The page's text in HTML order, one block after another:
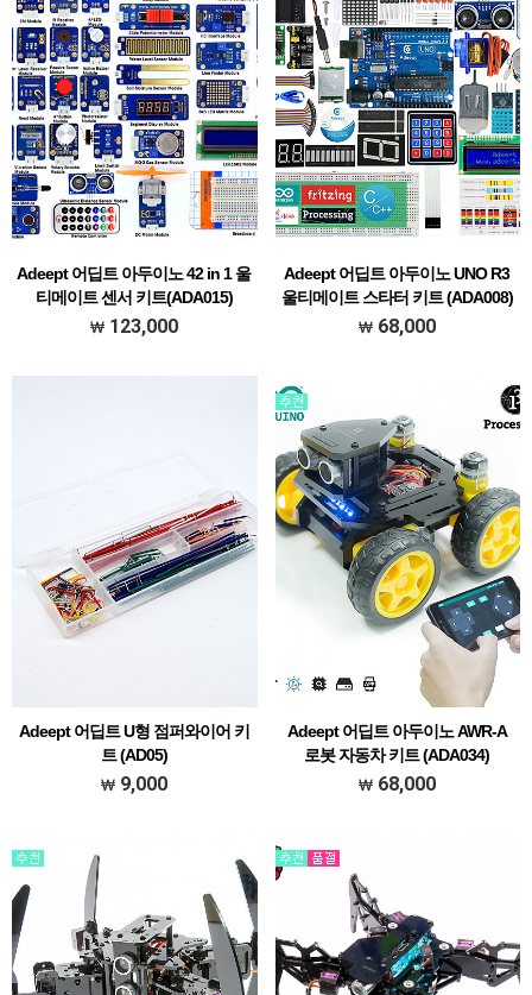
Adeept 어딥트 아두이노 42 in 1 울
티메이트 센서 키트(ADA015)
[### 메뉴얼 한글 초벌 번역본 다운받기
123,000
Adeept 어딥트 아두이노 UNO R3
울티메이트 스타터 키트 (ADA008)
[### 메뉴얼 한글 초벌 번역본 다운받기
68,000
Adeept 어딥트 U형 점퍼와이어 키
트 (AD05)
9,000
Adeept 어딥트 아두이노 AWR-A
로봇 자동차 키트 (ADA034)
[### 메뉴얼 한글 초벌 번역본 다운받기
68,000